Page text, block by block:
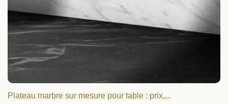
Plateau marbre sur mesure pour table : prix,...